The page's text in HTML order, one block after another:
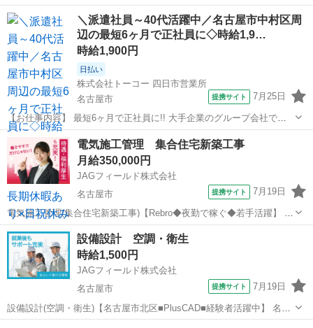
技術者を募集！ ［担当プロジェクト］ 〇工事内容：製造施設新築工事
〇工期：4か月 ［担当業務］ 〇工程管理 〇品質管理 〇安全管理 ...
愛知 その他
＼派遣社員～40代活躍中／名古屋市中村区周
辺の最短6ヶ月で正社員に◇時給1,9…
時給1,900円
日払い
株式会社トーコー 四日市営業所
名古屋市
提携サイト 7月25日
【お仕事内容】 最短6ヶ月で正社員に!! 大手企業のグループ会社で正
社員を目指せるお仕事です。 ～お仕事内容～ 設備保全(電計) 保全計画
に則した工事計画・手配・工事管理 電計備品の管理 起業、修繕などの
検討・見積など設備...
名古屋市 その他
電気施工管理 集合住宅新築工事
月給350,000円
JAGフィールド株式会社
名古屋市
提携サイト 7月19日
電気施工管理(集合住宅新築工事)【Rebro◆夜勤で稼ぐ◆若手活躍】 守
山区のマンション新築工事(10階・RC造)における電気施工管理です。
〈 夜勤発生の可能性あり 〉ガッツリ働きたい貴方にピッタリな現場♪
工程・品質・安...
愛知 名古屋市 その他
設備設計 空調・衛生
時給1,500円
JAGフィールド株式会社
名古屋市
提携サイト 7月19日
設備設計(空調・衛生)【名古屋市北区■PlusCAD■経験者活躍中】 名古
屋市北区の設備工事会社にて設計エンジニアを募集中！空調・衛生設